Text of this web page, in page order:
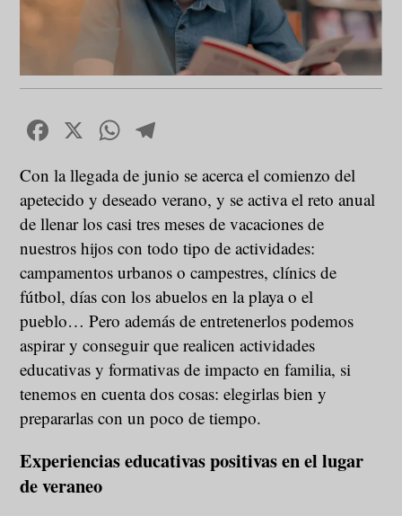
Facebook
X WhatsApp
Con la llegada de junio se acerca el comienzo del
apetecido y deseado verano, y se activa el reto anual
de llenar los casi tres meses de vacaciones de
nuestros hijos con todo tipo de actividades:
campamentos urbanos o campestres, clínics de
fútbol, días con los abuelos en la playa o el
pueblo… Pero además de entretenerlos podemos
aspirar y conseguir que realicen actividades
educativas y formativas de impacto en familia, si
tenemos en cuenta dos cosas: elegirlas bien y
prepararlas con un poco de tiempo.
Experiencias educativas positivas en el lugar
de veraneo